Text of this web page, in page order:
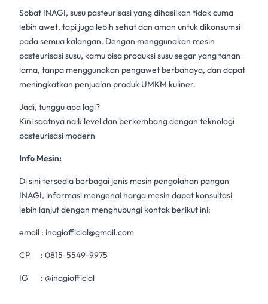
Sobat INAGI, susu pasteurisasiyang dihasilkan tidak cuma
lebih awet, tapi juga lebih sehat dan aman untuk dikonsumsi
pada semua kalangan. Dengan menggunakan mesin
pasteurisasi susu, kamu bisa produksi susu segar yang tahan
lama, tanpa menggunakan pengawet berbahaya, dan dapat
meningkatkan penjualan produk UMKM kuliner.
Jadi, tunggu apa lagi?
Kini saatnya naik level dan berkembang dengan teknologi
pasteurisasi modern
Info Mesin:
Di sini tersedia berbagai jenis mesin pengolahan pangan
INAGI, informasi mengenai harga mesin dapat konsultasi
lebih lanjut dengan menghubungi kontak berikut ini:
email : inagiofficial@gmail.com
CP : 0815-5549-9975
IG : @inagiofficial